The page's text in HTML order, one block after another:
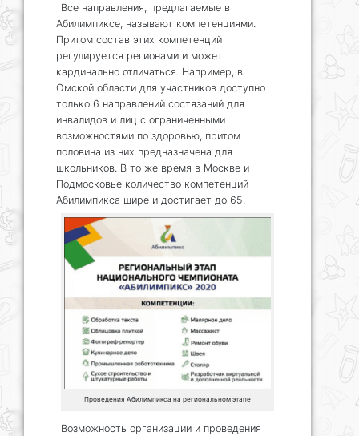
Все направления, предлагаемые в
Абилимпиксе, называют компетенциями.
Притом состав этих компетенций
регулируется регионами и может
кардинально отличаться. Например, в
Омской области для участников доступно
только 6 направлений состязаний для
инвалидов и лиц с ограниченными
возможностями по здоровью, притом
половина из них предназначена для
школьников. В то же время в Москве и
Подмосковье количество компетенций
Абилимпикса шире и достигает до 65.
Проведения Абилимпикса на региональном этапе
Возможность организации и проведения